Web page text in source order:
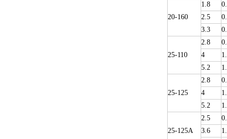
20-160
1.8
2.5
3.3
25-110
2.8
4
5.2
25-125
2.8
4
5.2
25-125A
2.5
3.6